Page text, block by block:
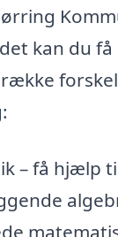
kan du
– få hjælp